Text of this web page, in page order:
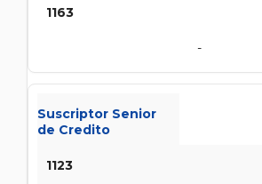
1163
-
Suscriptor Senior
de Credito
1123